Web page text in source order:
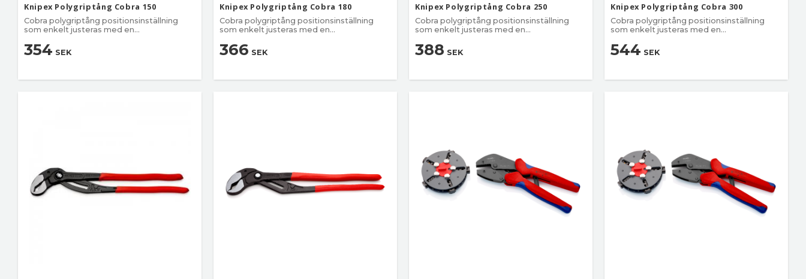
Knipex Polygriptång Cobra 150
Cobra polygriptång positionsinställning
som enkelt justeras med en
354 SEK
Knipex Polygriptång Cobra 180
Cobra polygriptång positionsinställning
som enkelt justeras med en
366 SEK
Knipex Polygriptång Cobra 250
Cobra polygriptång positionsinställning
som enkelt justeras med en
388 SEK
Knipex Polygriptång Cobra 300
Cobra polygriptång positionsinställning
som enkelt justeras med en
544 SEK